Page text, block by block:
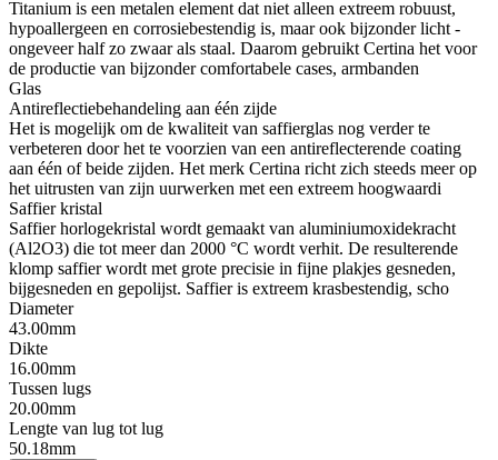
Titanium is een metalen element dat niet alleen extreem robuust,
hypoallergeen en corrosiebestendig is, maar ook bijzonder licht -
ongeveer half zo zwaar als staal. Daarom gebruikt Certina het voor
de productie van bijzonder comfortabele cases, armbanden
Glas
Antireflectiebehandeling aan één zijde
Het is mogelijk om de kwaliteit van saffierglas nog verder te
verbeteren door het te voorzien van een antireflecterende coating
aan één of beide zijden. Het merk Certina richt zich steeds meer op
het uitrusten van zijn uurwerken met een extreem hoogwaardi
Saffier kristal
Saffier horlogekristal wordt gemaakt van aluminiumoxidekracht
(Al2O3) die tot meer dan 2000 °C wordt verhit. De resulterende
klomp saffier wordt met grote precisie in fijne plakjes gesneden,
bijgesneden en gepolijst. Saffier is extreem krasbestendig, scho
Diameter
43.00mm
Dikte
16.00mm
Tussen lugs
20.00mm
Lengte van lug tot lug
50.18mm